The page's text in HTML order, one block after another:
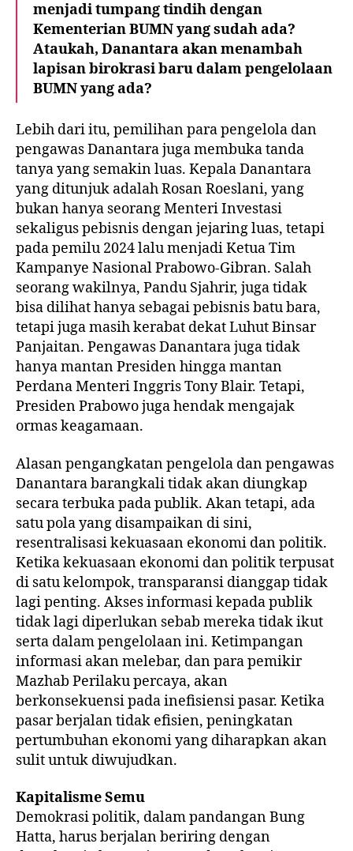
menjadi tumpang tindih dengan
Kementerian BUMN yang sudah ada?
Ataukah, Danantara akan menambah
lapisan birokrasi baru dalam pengelolaan
BUMN yang ada?
Lebih dari itu, pemilihan para pengelola dan
pengawas Danantara juga membuka tanda
tanya yang semakin luas. Kepala Danantara
yang ditunjuk adalah Rosan Roeslani, yang
bukan hanya seorang Menteri Investasi
sekaligus pebisnis dengan jejaring luas, tetapi
pada pemilu 2024 lalu menjadi Ketua Tim
Kampanye Nasional Prabowo-Gibran. Salah
seorang wakilnya, Pandu Sjahrir, juga tidak
bisa dilihat hanya sebagai pebisnis batu bara,
tetapi juga masih kerabat dekat Luhut Binsar
Panjaitan. Pengawas Danantara juga tidak
hanya mantan Presiden hingga mantan
Perdana Menteri Inggris Tony Blair. Tetapi,
Presiden Prabowo juga hendak mengajak
ormas keagamaan.
Alasan pengangkatan pengelola dan pengawas
Danantara barangkali tidak akan diungkap
secara terbuka pada publik. Akan tetapi, ada
satu pola yang disampaikan di sini,
resentralisasi kekuasaan ekonomi dan politik.
Ketika kekuasaan ekonomi dan politik terpusat
di satu kelompok, transparansi dianggap tidak
lagi penting. Akses informasi kepada publik
tidak lagi diperlukan sebab mereka tidak ikut
serta dalam pengelolaan ini. Ketimpangan
informasi akan melebar, dan para pemikir
Mazhab Perilaku percaya, akan
berkonsekuensi pada inefisiensi pasar. Ketika
pasar berjalan tidak efisien, peningkatan
pertumbuhan ekonomi yang diharapkan akan
sulit untuk diwujudkan.
Kapitalisme Semu
Demokrasi politik, dalam pandangan Bung
Hatta, harus berjalan beriring dengan